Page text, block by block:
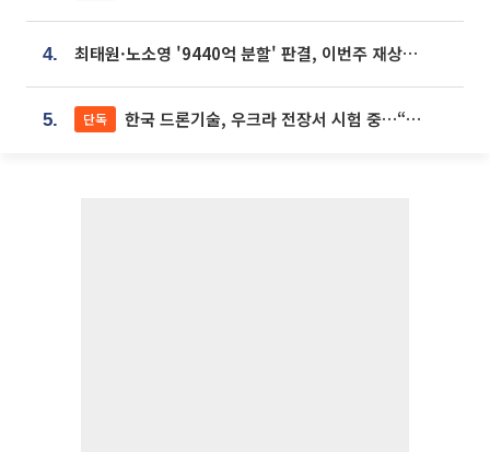
4. 최태원·노소영 '9440억 분할' 판결, 이번주 재상고 여부 주목
5. 단독 한국 드론기술, 우크라 전장서 시험 중…“스타트업 여러 곳 참여”